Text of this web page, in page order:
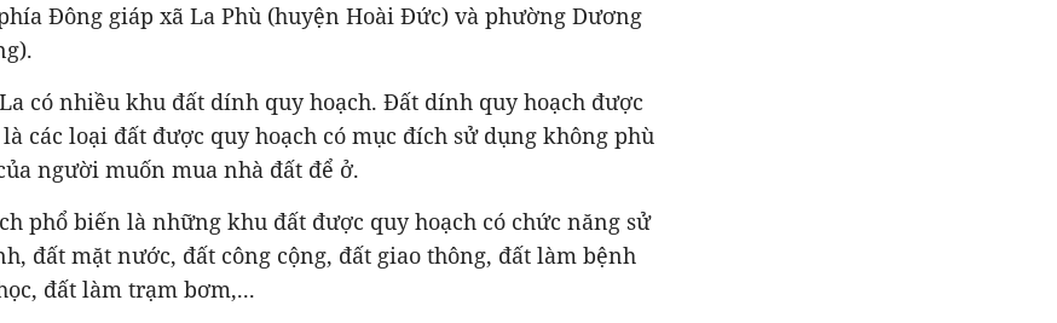
Đông giáp xã La Phù (huyện Hoài Đức) và phường Dương
có nhiều khu đất dính quy hoạch. Đất dính quy hoạch được
các loại đất được quy hoạch có mục đích sử dụng không phù
người muốn mua nhà đất để ở.
phổ biến là những khu đất được quy hoạch có chức năng sử
đất mặt nước, đất công cộng, đất giao thông, đất làm bệnh
đất làm trạm bơm,...